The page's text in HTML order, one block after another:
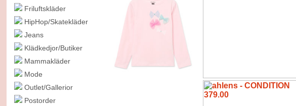
Friluftskläder
HipHop/Skatekläder
Jeans
Klädkedjor/Butiker
Mammakläder
Mode
Outlet/Gallerior
Postorder